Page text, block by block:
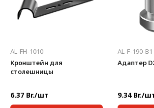
AL-FH-1010
Кронштейн для
столешницы
6.37 Br./шт
AL-F-190-B1
Адаптер
9.34 Br./